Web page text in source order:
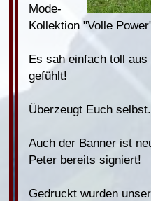
Mode-
Kollektion "Volle
Es sah einfach toll
gefühlt!
Überzeugt Euch selbst.
Auch der Banner ist
Peter bereits signiert!
Gedruckt wurden